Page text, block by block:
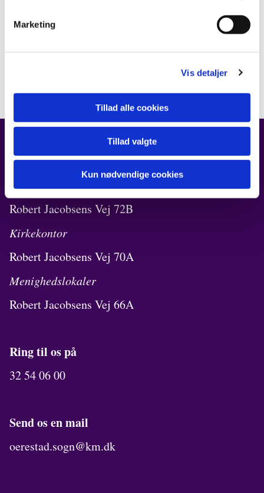
Marketing
Vis detaljer
Tillad alle cookies
Tillad valgte
Kun nødvendige cookies
FIND OS
Kirken i Ørestad
Robert Jacobsens Vej 72B
Kirkekontor
Robert Jacobsens Vej 70A
Menighedslokaler
Robert Jacobsens Vej 66A
Ring til os på
32 54 06 00
Send os en mail
oerestad.sogn@km.dk